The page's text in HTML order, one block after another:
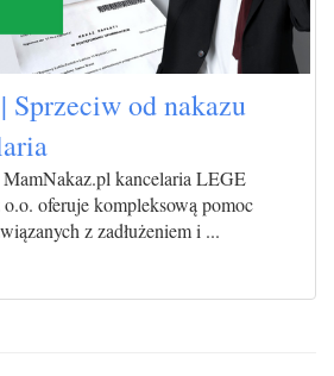
Sprzeciw od nakazu
MamNakaz.pl kancelaria LEGE
o.o. oferuje kompleksową pomoc
z zadłużeniem i ...